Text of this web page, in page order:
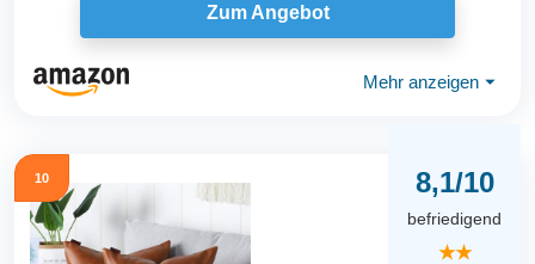
Zum Angebot
Mehr anzeigen ⏷
10 8,1/10
befriedigend
★★